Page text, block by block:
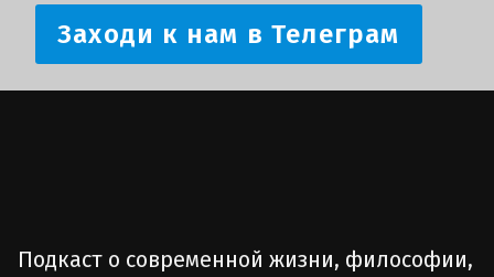
Заходи к нам в Телеграм
Подкаст о современной жизни, философии,